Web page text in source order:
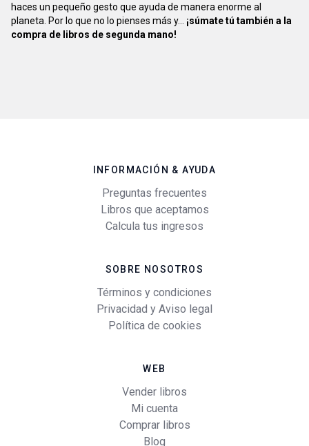
haces un pequeño gesto que ayuda de manera enorme al
planeta. Por lo que no lo pienses más y... ¡súmate tú también a la
compra de libros de segunda mano!
INFORMACIÓN & AYUDA
Preguntas frecuentes
Libros que aceptamos
Calcula tus ingresos
SOBRE NOSOTROS
Términos y condiciones
Privacidad y Aviso legal
Política de cookies
WEB
Vender libros
Mi cuenta
Comprar libros
Blog